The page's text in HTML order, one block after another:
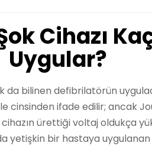
Cihazı
Uygular?
da bilinen defibrilatörün
cinsinden ifade edilir; ancak
ürettiği voltaj oldukça
yetişkin bir hastaya